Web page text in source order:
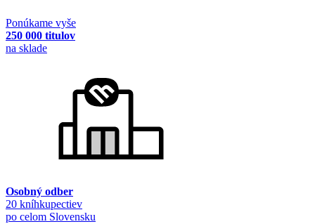
Ponúkame vyše
250 000 titulov
na sklade
Osobný odber
20 kníhkupectiev
po celom Slovensku